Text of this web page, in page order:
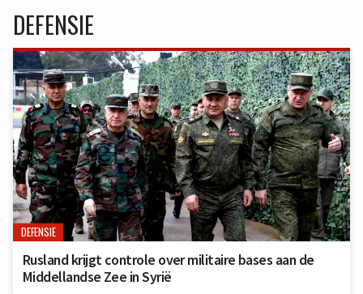
DEFENSIE
DEFENSIE
Rusland krijgt controle over militaire bases aan de
Middellandse Zee in Syrië